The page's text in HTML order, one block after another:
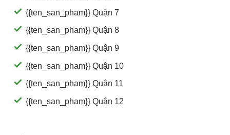
{{ten_san_pham}} Quận 7
{{ten_san_pham}} Quận 8
{{ten_san_pham}} Quận 9
{{ten_san_pham}} Quận 10
{{ten_san_pham}} Quận 11
{{ten_san_pham}} Quận 12